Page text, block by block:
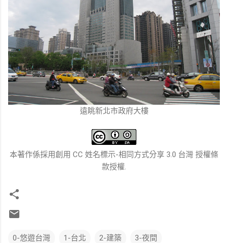
遠眺新北市政府大樓
本著作係採用創用 CC 姓名標示-相同方式分享 3.0 台灣 授權條
款授權.
0-悠遊台灣 1-台北 2-建築 3-夜間